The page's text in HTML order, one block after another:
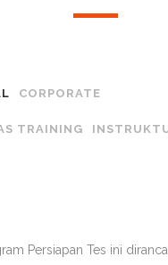
CORPORATE
TRAINING
Persiapan Tes ini